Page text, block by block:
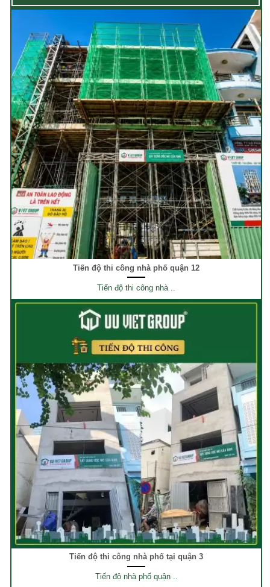
Tiến độ thi công nhà phố quận 12
Tiến độ thi công nhà ..
Tiến độ thi công nhà phố tại quận 3
Tiến độ nhà phố quận ..